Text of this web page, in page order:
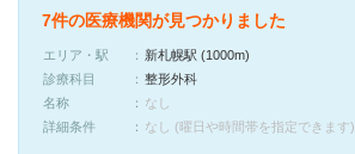
7件の医療機関が見つかりました
エリア・駅
新札幌駅 (1000m)
診療科目
整形外科
名称
なし
詳細条件
なし (曜日や時間帯を指定できます)